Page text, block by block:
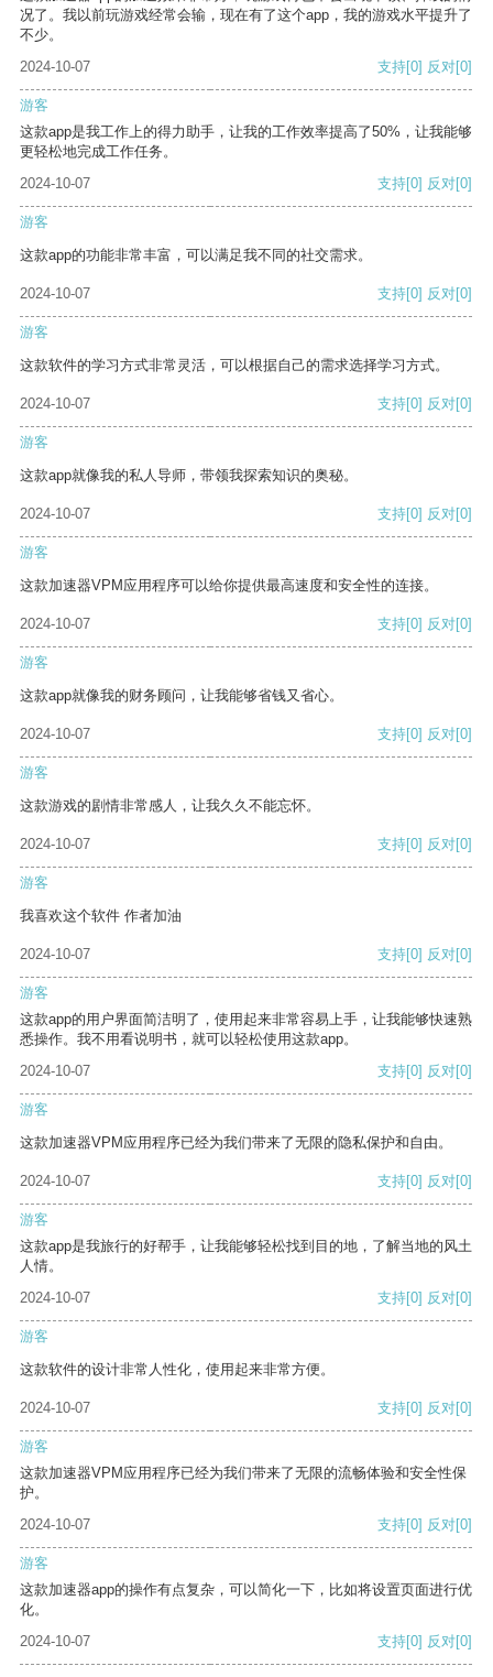
况了。我以前玩游戏经常会输，现在有了这个app，我的游戏水平提升了
不少。
2024-10-07
支持[0] 反对[0]
游客
这款app是我工作上的得力助手，让我的工作效率提高了50%，让我能够
更轻松地完成工作任务。
2024-10-07
支持[0] 反对[0]
游客
这款app的功能非常丰富，可以满足我不同的社交需求。
2024-10-07 支持[0] 反对[0]
游客
这款软件的学习方式非常灵活，可以根据自己的需求选择学习方式。
2024-10-07 支持[0] 反对[0]
游客
这款app就像我的私人导师，带领我探索知识的奥秘。
2024-10-07 支持[0] 反对[0]
游客
这款加速器VPM应用程序可以给你提供最高速度和安全性的连接。
2024-10-07 支持[0] 反对[0]
游客
这款app就像我的财务顾问，让我能够省钱又省心。
2024-10-07 支持[0] 反对[0]
游客
这款游戏的剧情非常感人，让我久久不能忘怀。
2024-10-07 支持[0] 反对[0]
游客
我喜欢这个软件 作者加油
2024-10-07 支持[0] 反对[0]
游客
这款app的用户界面简洁明了，使用起来非常容易上手，让我能够快速熟
悉操作。我不用看说明书，就可以轻松使用这款app。
2024-10-07
支持[0] 反对[0]
游客
这款加速器VPM应用程序已经为我们带来了无限的隐私保护和自由。
2024-10-07 支持[0] 反对[0]
游客
这款app是我旅行的好帮手，让我能够轻松找到目的地，了解当地的风土
人情。
2024-10-07
支持[0] 反对[0]
游客
这款软件的设计非常人性化，使用起来非常方便。
2024-10-07 支持[0] 反对[0]
游客
这款加速器VPM应用程序已经为我们带来了无限的流畅体验和安全性保
护。
2024-10-07
支持[0] 反对[0]
游客
这款加速器app的操作有点复杂，可以简化一下，比如将设置页面进行优
化。
2024-10-07
支持[0] 反对[0]